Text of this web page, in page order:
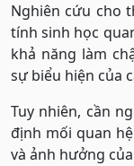
Nghiên cứu cho
tính sinh học
khả năng làm
sự biểu hiện của
Tuy nhiên, cần
định mối quan
và ảnh hưởng